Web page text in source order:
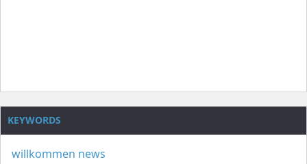
KEYWORDS
willkommen news